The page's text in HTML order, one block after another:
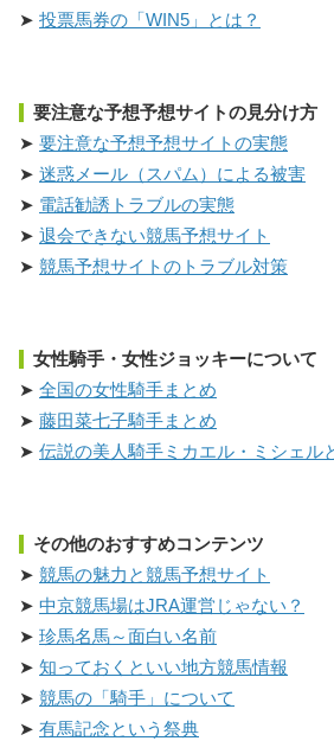
投票馬券の「WIN5」とは？
要注意な予想予想サイトの見分け方
要注意な予想予想サイトの実態
迷惑メール（スパム）による被害
電話勧誘トラブルの実態
退会できない競馬予想サイト
競馬予想サイトのトラブル対策
女性騎手・女性ジョッキーについて
全国の女性騎手まとめ
藤田菜七子騎手まとめ
伝説の美人騎手ミカエル・ミシェル
その他のおすすめコンテンツ
競馬の魅力と競馬予想サイト
中京競馬場はJRA運営じゃない？
珍馬名馬～面白い名前
知っておくといい地方競馬情報
競馬の「騎手」について
有馬記念という祭典